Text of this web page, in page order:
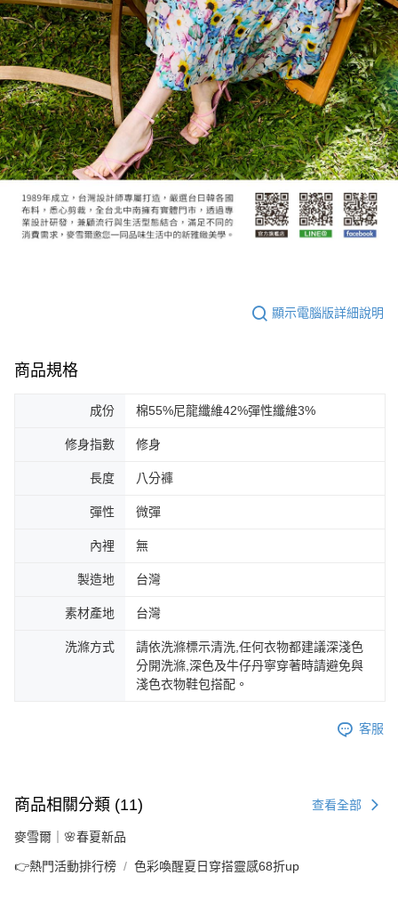
顯示電腦版詳細說明
商品規格
成份 棉55%尼龍纖維42%彈性纖維3%
修身指數 修身
長度 八分褲
彈性 微彈
內裡 無
製造地 台灣
素材產地 台灣
洗滌方式
請依洗滌標示清洗,任何衣物都建議深淺色
分開洗滌,深色及牛仔丹寧穿著時請避免與
淺色衣物鞋包搭配。
客服
商品相關分類 (11) 查看全部
麥雪爾｜🌸春夏新品
👉熱門活動排行榜 色彩喚醒夏日穿搭靈感68折up